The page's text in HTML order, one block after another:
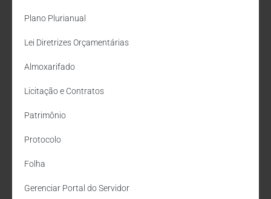
Plano Plurianual
Lei Diretrizes Orçamentárias
Almoxarifado
Licitação e Contratos
Patrimônio
Protocolo
Folha
Gerenciar Portal do Servidor